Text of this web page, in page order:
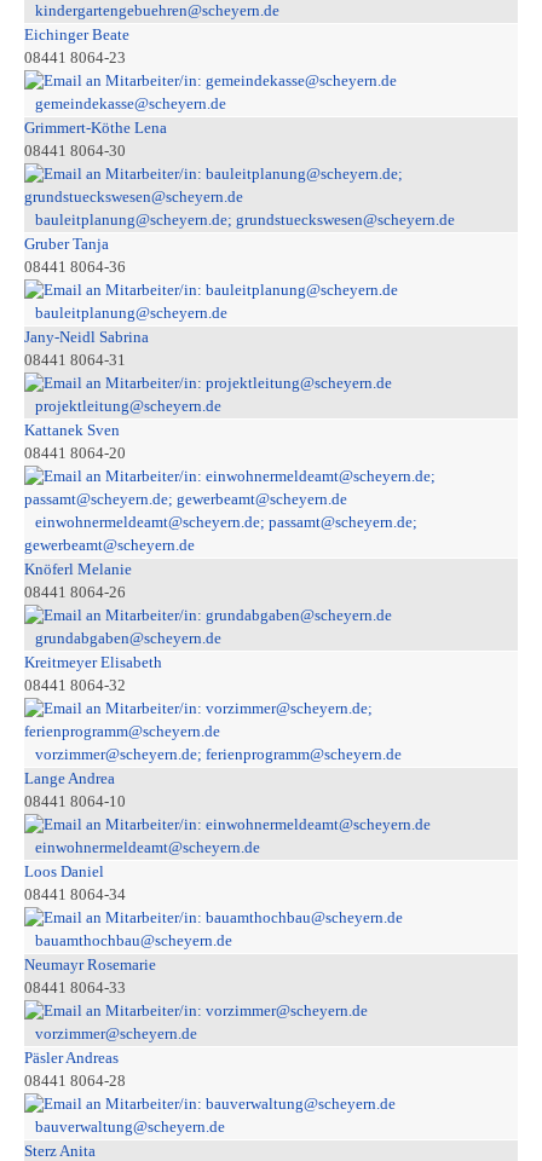
kindergartengebuehren@scheyern.de
Eichinger Beate
08441 8064-23
gemeindekasse@scheyern.de
Grimmert-Köthe Lena
08441 8064-30
bauleitplanung@scheyern.de; grundstueckswesen@scheyern.de
Gruber Tanja
08441 8064-36
bauleitplanung@scheyern.de
Jany-Neidl Sabrina
08441 8064-31
projektleitung@scheyern.de
Kattanek Sven
08441 8064-20
einwohnermeldeamt@scheyern.de; passamt@scheyern.de;
gewerbeamt@scheyern.de
Knöferl Melanie
08441 8064-26
grundabgaben@scheyern.de
Kreitmeyer Elisabeth
08441 8064-32
vorzimmer@scheyern.de; ferienprogramm@scheyern.de
Lange Andrea
08441 8064-10
einwohnermeldeamt@scheyern.de
Loos Daniel
08441 8064-34
bauamthochbau@scheyern.de
Neumayr Rosemarie
08441 8064-33
vorzimmer@scheyern.de
Päsler Andreas
08441 8064-28
bauverwaltung@scheyern.de
Sterz Anita